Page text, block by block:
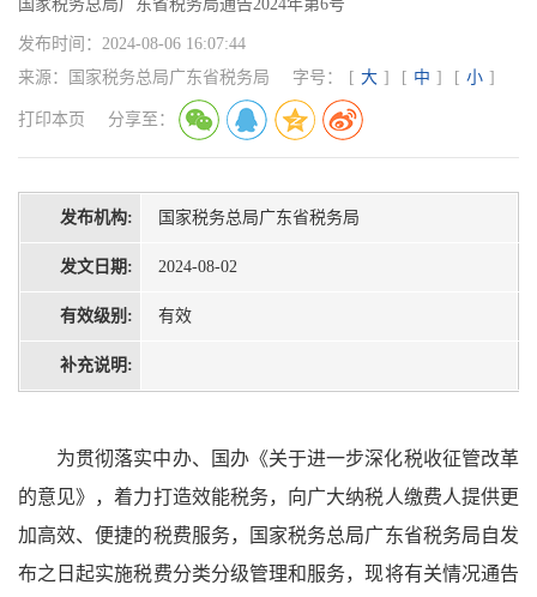
国家税务总局广东省税务局通告2024年第6号
发布时间： 2024-08-06 16:07:44
来源：
国家税务总局广东省税务局 字号： [ 大 ] [ 中 ] [ 小 ]
打印本页 分享至：
发布机构: 国家税务总局广东省税务局
发文日期: 2024-08-02
有效级别: 有效
补充说明:
为贯彻落实中办、国办《关于进一步深化税收征管改革
的意见》，着力打造效能税务，向广大纳税人缴费人提供更
加高效、便捷的税费服务，国家税务总局广东省税务局自发
布之日起实施税费分类分级管理和服务，现将有关情况通告